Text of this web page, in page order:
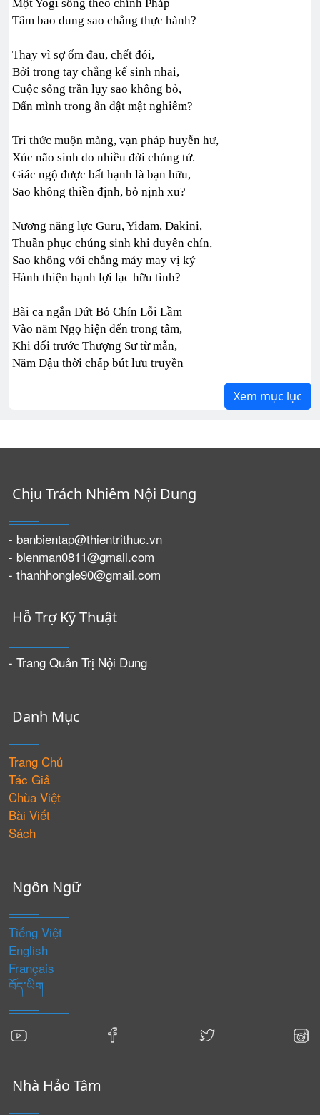
Một Yogi sống theo chính Pháp
Tâm bao dung sao chẳng thực hành?
Thay vì sợ ốm đau, chết đói,
Bởi trong tay chẳng kế sinh nhai,
Cuộc sống trần lụy sao không bỏ,
Dấn mình trong ẩn dật mật nghiêm?
Tri thức muộn màng, vạn pháp huyễn hư,
Xúc não sinh do nhiều đời chủng tử.
Giác ngộ được bất hạnh là bạn hữu,
Sao không thiền định, bỏ nịnh xu?
Nương năng lực Guru, Yidam, Dakini,
Thuần phục chúng sinh khi duyên chín,
Sao không với chẳng mảy may vị kỷ
Hành thiện hạnh lợi lạc hữu tình?
Bài ca ngắn Dứt Bỏ Chín Lỗi Lầm
Vào năm Ngọ hiện đến trong tâm,
Khi đối trước Thượng Sư từ mẫn,
Năm Dậu thời chấp bút lưu truyền
Xem mục lục
Chịu Trách Nhiêm Nội Dung
- banbientap@thientrithuc.vn
- bienman0811@gmail.com
- thanhhongle90@gmail.com
Hỗ Trợ Kỹ Thuật
- Trang Quản Trị Nội Dung
Danh Mục
Trang Chủ
Tác Giả
Chùa Việt
Bài Viết
Sách
Ngôn Ngữ
Tiếng Việt
English
Français
བོད་ཡིག
Nhà Hảo Tâm